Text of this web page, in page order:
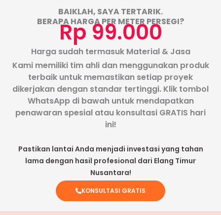
BAIKLAH, SAYA TERTARIK.
BERAPA HARGA PER METER PERSEGI?
Rp 99.000
Harga sudah termasuk Material & Jasa
Kami memiliki tim ahli dan menggunakan produk
terbaik untuk memastikan setiap proyek
dikerjakan dengan standar tertinggi. Klik tombol
WhatsApp di bawah untuk mendapatkan
penawaran spesial atau konsultasi GRATIS hari
ini!
Pastikan lantai Anda menjadi investasi yang tahan
lama dengan hasil profesional dari Elang Timur
Nusantara!
KONSULTASI GRATIS